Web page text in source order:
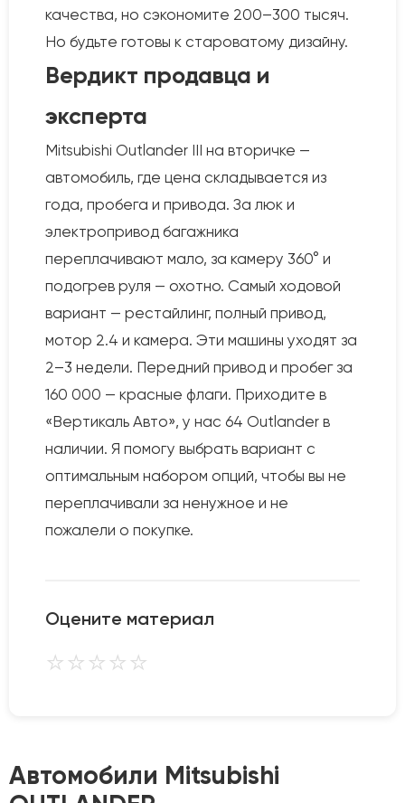
качества, но сэкономите 200–300 тысяч.
Но будьте готовы к староватому дизайну.
Вердикт продавца и
эксперта
Mitsubishi Outlander III на вторичке —
автомобиль, где цена складывается из
года, пробега и привода. За люк и
электропривод багажника
переплачивают мало, за камеру 360° и
подогрев руля — охотно. Самый ходовой
вариант — рестайлинг, полный привод,
мотор 2.4 и камера. Эти машины уходят за
2–3 недели. Передний привод и пробег за
160 000 — красные флаги. Приходите в
«Вертикаль Авто», у нас 64 Outlander в
наличии. Я помогу выбрать вариант с
оптимальным набором опций, чтобы вы не
переплачивали за ненужное и не
пожалели о покупке.
Оцените материал
⭐⭐⭐⭐⭐
Автомобили Mitsubishi